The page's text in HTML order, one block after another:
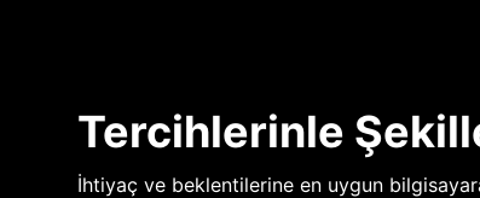
Tercihlerinle
İhtiyaç ve beklentilerine en uygun